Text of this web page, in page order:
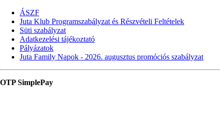
ÁSZF
Juta Klub Programszabályzat és Részvételi Feltételek
Süti szabályzat
Adatkezelési tájékoztató
Pályázatok
Juta Family Napok - 2026. augusztus promóciós szabályzat
OTP SimplePay